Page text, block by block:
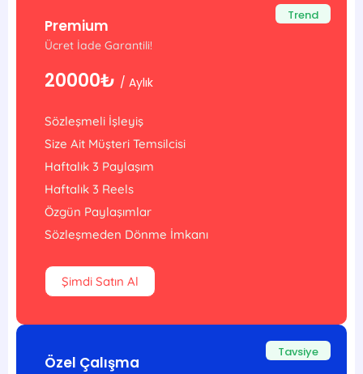
Premium
Trend
Ücret İade Garantili!
20000₺ / Aylık
Sözleşmeli İşleyiş
Size Ait Müşteri Temsilcisi
Haftalık 3 Paylaşım
Haftalık 3 Reels
Özgün Paylaşımlar
Sözleşmeden Dönme İmkanı
Şimdi Satın Al
Özel Çalışma
Tavsiye